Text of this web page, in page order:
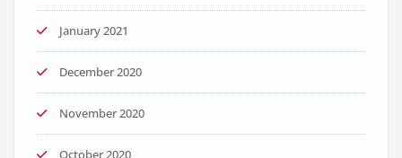
January 2021
December 2020
November 2020
October 2020